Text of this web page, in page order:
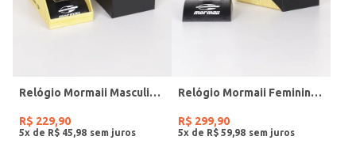
Relógio Mormaii Masculino PRETO
R$ 229,90
5x de R$ 45 98
Relógio Mormaii Feminino PRATA
R$ 299,90
5x de R$ 59 98